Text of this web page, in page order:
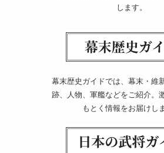
します。
幕末歴史ガイドでは、幕末・維
跡、人物、軍艦などをご紹介。
もとく情報をお届けし